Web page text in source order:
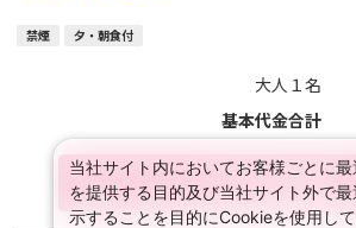
禁煙 夕・朝食付
大人１名
基本代金合計
プランの詳細
当社サイト内においてお客様ごとに
を提供する目的及び当社サイト外で
示することを目的にCookieを使用して